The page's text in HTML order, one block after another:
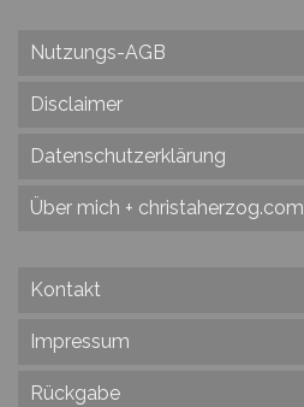
Nutzungs-AGB
Disclaimer
Datenschutzerklärung
Über mich + christaherzog.com
Kontakt
Impressum
Rückgabe